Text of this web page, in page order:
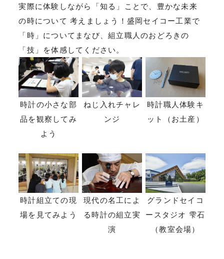
実際に体験しながら「知る」ことで、豊かな未来
の時について 考えましょう！盛岡セイコー工業で
「時」についてまなび、組立職人のおどろきの
「技」を体感してください。
時計の小さな部
品を観察してみ
よう
ねじ入れチャレ
ンジ
時計職人体験キ
ット（お土産）
時計組立ての現
場を見てみよう
現代の名工によ
る時計の組立実
演
グランドセイコ
ースタジオ 雫石
（教室会場）